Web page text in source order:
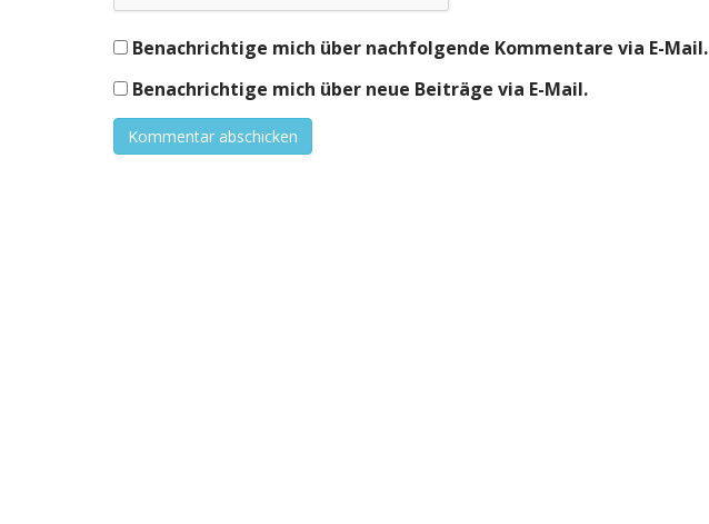
Benachrichtige mich über nachfolgende Kommentare via E-Mail.
Benachrichtige mich über neue Beiträge via E-Mail.